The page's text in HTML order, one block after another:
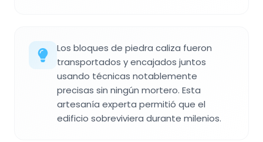
Los bloques de piedra caliza fueron
transportados y encajados juntos
usando técnicas notablemente
precisas sin ningún mortero. Esta
artesanía experta permitió que el
edificio sobreviviera durante milenios.